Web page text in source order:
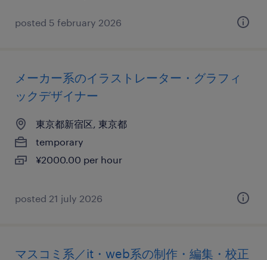
posted 5 february 2026
メーカー系のイラストレーター・グラフィ
ックデザイナー
東京都新宿区, 東京都
temporary
¥2000.00 per hour
posted 21 july 2026
マスコミ系／it・web系の制作・編集・校正